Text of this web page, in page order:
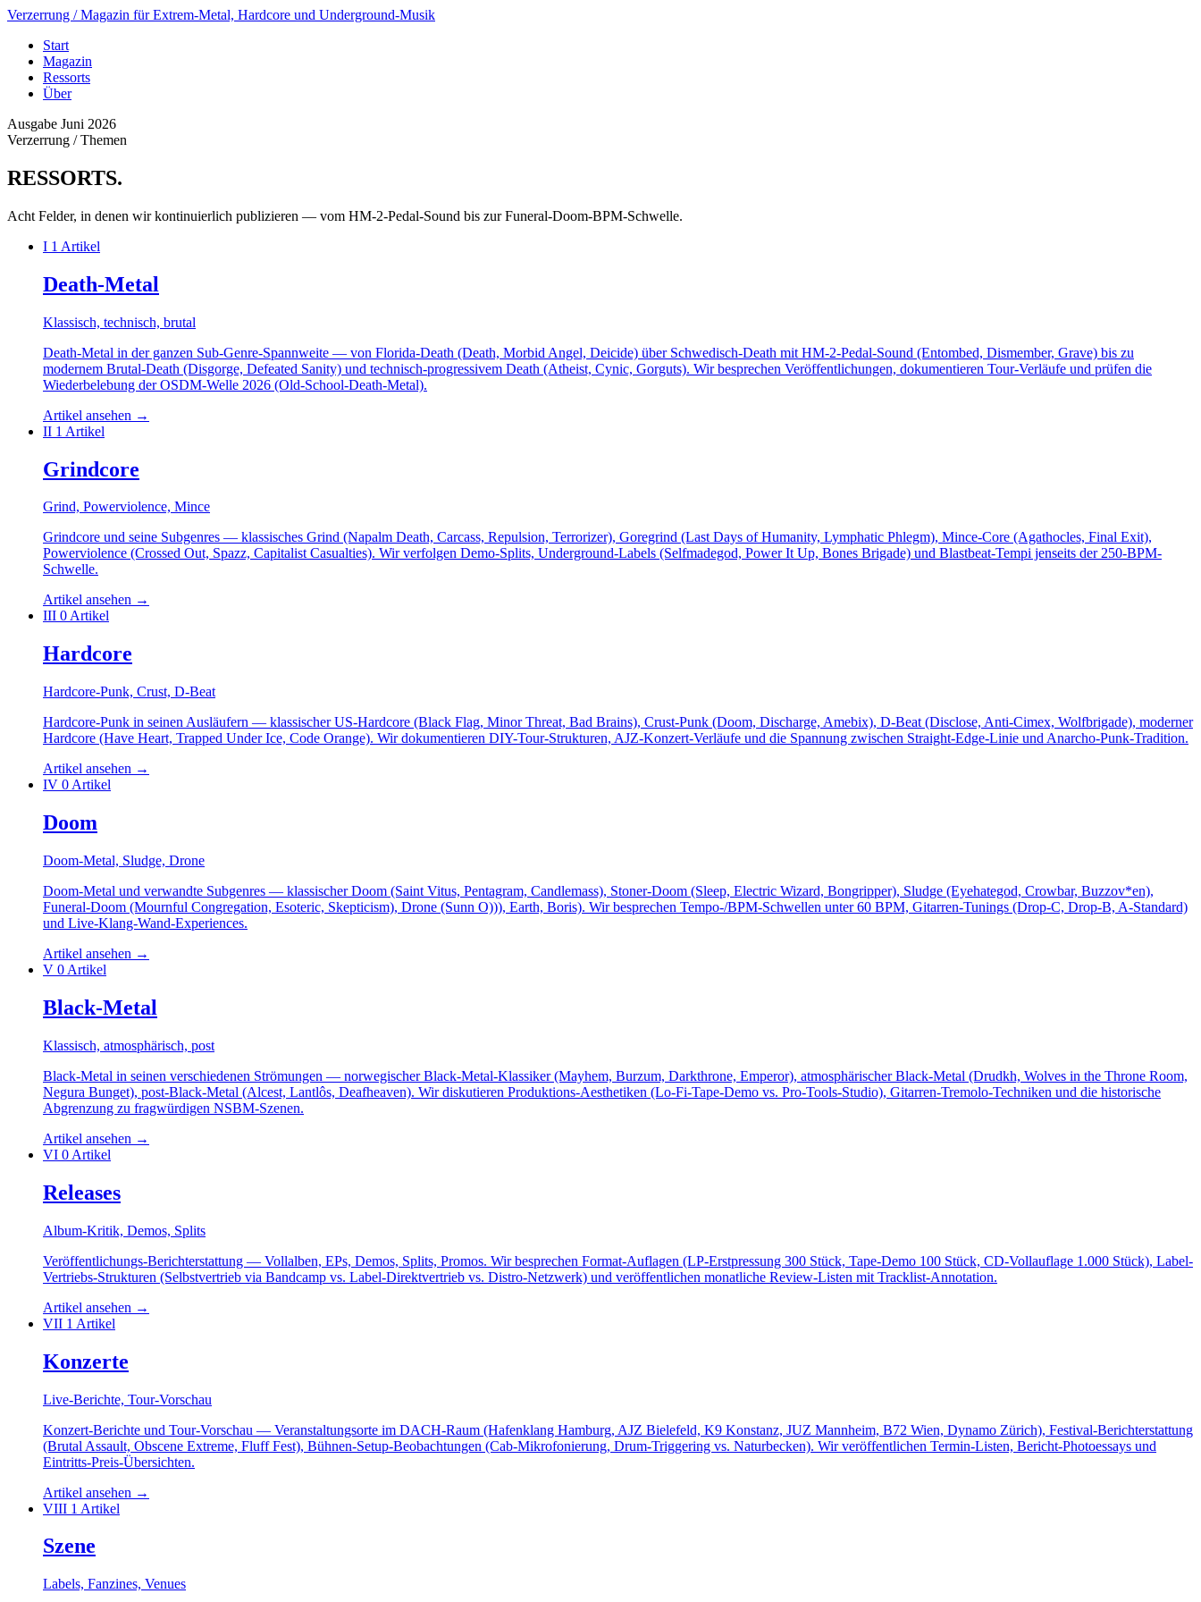
Verzerrung / Magazin für Extrem-Metal, Hardcore und Underground-Musik
Start
Magazin
Ressorts
Über
Ausgabe Juni 2026
Verzerrung / Themen
RESSORTS.
Acht Felder, in denen wir kontinuierlich publizieren — vom HM-2-Pedal-Sound bis zur Funeral-Doom-BPM-Schwelle.
I 1 Artikel
Death-Metal
Klassisch, technisch, brutal
Death-Metal in der ganzen Sub-Genre-Spannweite — von Florida-Death (Death, Morbid Angel, Deicide) über Schwedisch-Death mit HM-2-Pedal-Sound (Entombed, Dismember, Grave) bis zu
modernem Brutal-Death (Disgorge, Defeated Sanity) und technisch-progressivem Death (Atheist, Cynic, Gorguts). Wir besprechen Veröffentlichungen, dokumentieren Tour-Verläufe und prüfen die
Wiederbelebung der OSDM-Welle 2026 (Old-School-Death-Metal).
Artikel ansehen →
II 1 Artikel
Grindcore
Grind, Powerviolence, Mince
Grindcore und seine Subgenres — klassisches Grind (Napalm Death, Carcass, Repulsion, Terrorizer), Goregrind (Last Days of Humanity, Lymphatic Phlegm), Mince-Core (Agathocles, Final Exit),
Powerviolence (Crossed Out, Spazz, Capitalist Casualties). Wir verfolgen Demo-Splits, Underground-Labels (Selfmadegod, Power It Up, Bones Brigade) und Blastbeat-Tempi jenseits der 250-BPM-
Schwelle.
Artikel ansehen →
III 0 Artikel
Hardcore
Hardcore-Punk, Crust, D-Beat
Hardcore-Punk in seinen Ausläufern — klassischer US-Hardcore (Black Flag, Minor Threat, Bad Brains), Crust-Punk (Doom, Discharge, Amebix), D-Beat (Disclose, Anti-Cimex, Wolfbrigade), moderner
Hardcore (Have Heart, Trapped Under Ice, Code Orange). Wir dokumentieren DIY-Tour-Strukturen, AJZ-Konzert-Verläufe und die Spannung zwischen Straight-Edge-Linie und Anarcho-Punk-Tradition.
Artikel ansehen →
IV 0 Artikel
Doom
Doom-Metal, Sludge, Drone
Doom-Metal und verwandte Subgenres — klassischer Doom (Saint Vitus, Pentagram, Candlemass), Stoner-Doom (Sleep, Electric Wizard, Bongripper), Sludge (Eyehategod, Crowbar, Buzzov*en),
Funeral-Doom (Mournful Congregation, Esoteric, Skepticism), Drone (Sunn O))), Earth, Boris). Wir besprechen Tempo-/BPM-Schwellen unter 60 BPM, Gitarren-Tunings (Drop-C, Drop-B, A-Standard)
und Live-Klang-Wand-Experiences.
Artikel ansehen →
V 0 Artikel
Black-Metal
Klassisch, atmosphärisch, post
Black-Metal in seinen verschiedenen Strömungen — norwegischer Black-Metal-Klassiker (Mayhem, Burzum, Darkthrone, Emperor), atmosphärischer Black-Metal (Drudkh, Wolves in the Throne Room,
Negura Bunget), post-Black-Metal (Alcest, Lantlôs, Deafheaven). Wir diskutieren Produktions-Aesthetiken (Lo-Fi-Tape-Demo vs. Pro-Tools-Studio), Gitarren-Tremolo-Techniken und die historische
Abgrenzung zu fragwürdigen NSBM-Szenen.
Artikel ansehen →
VI 0 Artikel
Releases
Album-Kritik, Demos, Splits
Veröffentlichungs-Berichterstattung — Vollalben, EPs, Demos, Splits, Promos. Wir besprechen Format-Auflagen (LP-Erstpressung 300 Stück, Tape-Demo 100 Stück, CD-Vollauflage 1.000 Stück), Label-
Vertriebs-Strukturen (Selbstvertrieb via Bandcamp vs. Label-Direktvertrieb vs. Distro-Netzwerk) und veröffentlichen monatliche Review-Listen mit Tracklist-Annotation.
Artikel ansehen →
VII 1 Artikel
Konzerte
Live-Berichte, Tour-Vorschau
Konzert-Berichte und Tour-Vorschau — Veranstaltungsorte im DACH-Raum (Hafenklang Hamburg, AJZ Bielefeld, K9 Konstanz, JUZ Mannheim, B72 Wien, Dynamo Zürich), Festival-Berichterstattung
(Brutal Assault, Obscene Extreme, Fluff Fest), Bühnen-Setup-Beobachtungen (Cab-Mikrofonierung, Drum-Triggering vs. Naturbecken). Wir veröffentlichen Termin-Listen, Bericht-Photoessays und
Eintritts-Preis-Übersichten.
Artikel ansehen →
VIII 1 Artikel
Szene
Labels, Fanzines, Venues